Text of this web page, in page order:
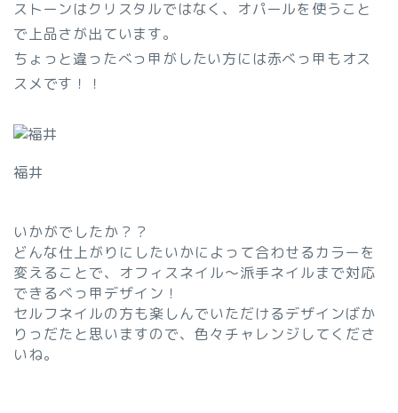
ストーンはクリスタルではなく、オパールを使うこと
で上品さが出ています。
ちょっと違ったべっ甲がしたい方には赤べっ甲もオス
スメです！！
福井
いかがでしたか？？
どんな仕上がりにしたいかによって合わせるカラーを
変えることで、オフィスネイル～派手ネイルまで対応
できるべっ甲デザイン！
セルフネイルの方も楽しんでいただけるデザインばか
りっだたと思いますので、色々チャレンジしてくださ
いね。